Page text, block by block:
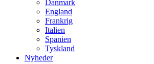
Danmark
England
Frankrig
Italien
Spanien
Tyskland
Nyheder